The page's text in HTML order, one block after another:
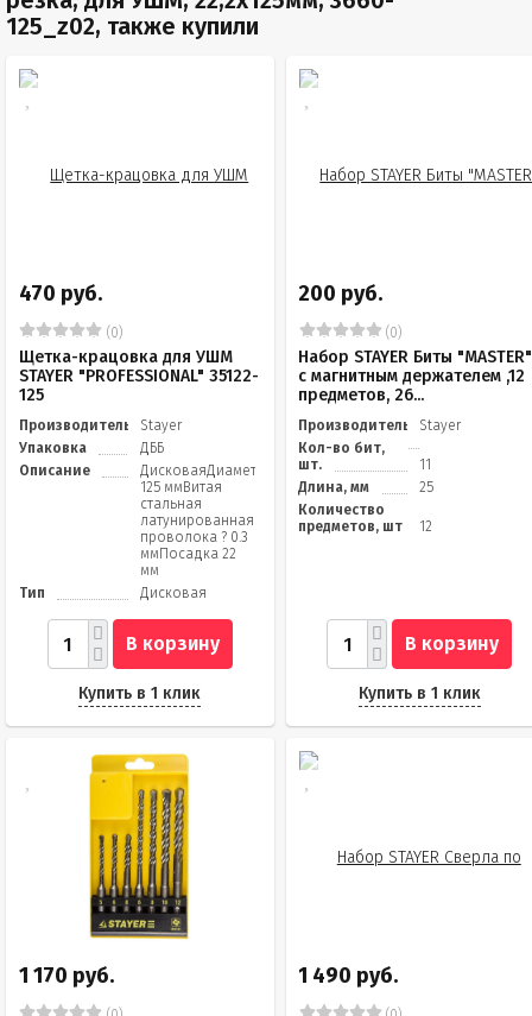
125_z02, также купили
470 руб.
(0)
Щетка-крацовка для УШМ
STAYER "PROFESSIONAL" 35122-
125
Производитель
Stayer
Упаковка
ДББ
Описание
ДисковаяДиаметр
125 ммВитая
стальная
латунированная
проволока ? 0.3
ммПосадка 22
мм
Тип
Дисковая
В корзину
Купить в 1 клик
200 руб.
(0)
Набор STAYER Биты "MASTER"
с магнитным держателем ,12
предметов, 26...
Производитель
Stayer
Кол-во бит,
шт.
11
Длина, мм
25
Количество
предметов, шт
12
В корзину
Купить в 1 клик
1 170 руб. 1 490 руб.